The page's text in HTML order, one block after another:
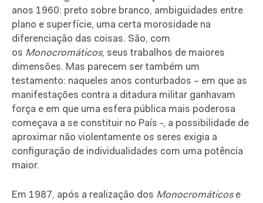
anos 1960: preto sobre branco, ambiguidades entre
plano e superfície, uma certa morosidade na
diferenciação das coisas. São, com
os Monocromáticos, seus trabalhos de maiores
dimensões. Mas parecem ser também um
testamento: naqueles anos conturbados – em que as
manifestações contra a ditadura militar ganhavam
força e em que uma esfera pública mais poderosa
começava a se constituir no País -, a possibilidade de
aproximar não violentamente os seres exigia a
configuração de individualidades com uma potência
maior.
Em 1987, após a realização dos Monocromáticose